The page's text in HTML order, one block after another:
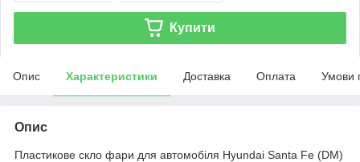
Купити
Опис Характеристики Доставка Оплата Умови
Опис
Пластикове скло фари для автомобіля Hyundai Santa Fe (DM)